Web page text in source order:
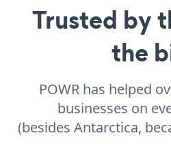
Trusted by
the
POWR has helped
businesses on
(besides Antarctica,